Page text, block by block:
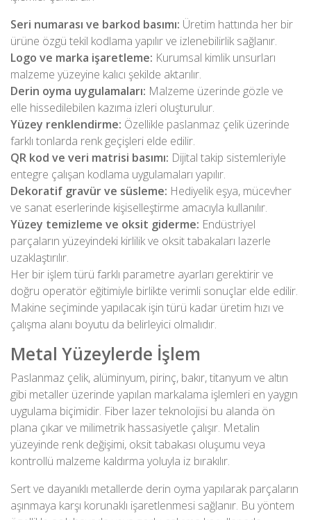
Seri numarası ve barkod basımı: Üretim hattında her bir
ürüne özgü tekil kodlama yapılır ve izlenebilirlik sağlanır.
Logo ve marka işaretleme: Kurumsal kimlik unsurları
malzeme yüzeyine kalıcı şekilde aktarılır.
Derin oyma uygulamaları: Malzeme üzerinde gözle ve
elle hissedilebilen kazıma izleri oluşturulur.
Yüzey renklendirme: Özellikle paslanmaz çelik üzerinde
farklı tonlarda renk geçişleri elde edilir.
QR kod ve veri matrisi basımı: Dijital takip sistemleriyle
entegre çalışan kodlama uygulamaları yapılır.
Dekoratif gravür ve süsleme: Hediyelik eşya, mücevher
ve sanat eserlerinde kişiselleştirme amacıyla kullanılır.
Yüzey temizleme ve oksit giderme: Endüstriyel
parçaların yüzeyindeki kirlilik ve oksit tabakaları lazerle
uzaklaştırılır.
Her bir işlem türü farklı parametre ayarları gerektirir ve
doğru operatör eğitimiyle birlikte verimli sonuçlar elde edilir.
Makine seçiminde yapılacak işin türü kadar üretim hızı ve
çalışma alanı boyutu da belirleyici olmalıdır.
Metal Yüzeylerde İşlem
Paslanmaz çelik, alüminyum, pirinç, bakır, titanyum ve altın
gibi metaller üzerinde yapılan markalama işlemleri en yaygın
uygulama biçimidir. Fiber lazer teknolojisi bu alanda ön
plana çıkar ve milimetrik hassasiyetle çalışır. Metalin
yüzeyinde renk değişimi, oksit tabakası oluşumu veya
kontrollü malzeme kaldırma yoluyla iz bırakılır.
Sert ve dayanıklı metallerde derin oyma yapılarak parçaların
aşınmaya karşı korunaklı işaretlenmesi sağlanır. Bu yöntem